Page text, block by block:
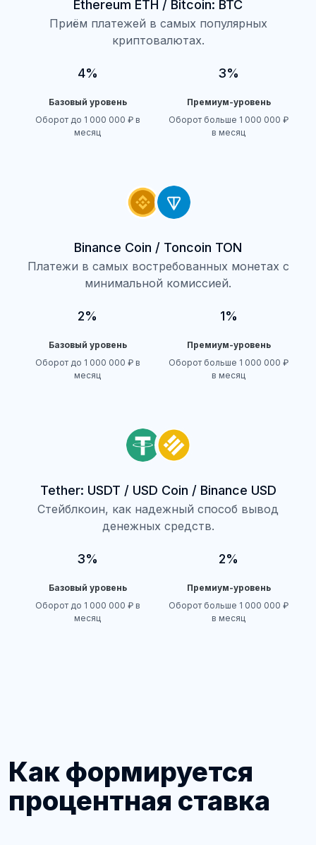
Ethereum ETH / Bitcoin: BTC
Приём платежей в самых популярных
криптовалютах.
4%
Базовый уровень
Оборот до 1 000 000 ₽ в
месяц
3%
Премиум-уровень
Оборот больше 1 000 000 ₽
в месяц
Binance Coin / Toncoin TON
Платежи в самых востребованных монетах с
минимальной комиссией.
2%
Базовый уровень
Оборот до 1 000 000 ₽ в
месяц
1%
Премиум-уровень
Оборот больше 1 000 000 ₽
в месяц
Tether: USDT / USD Coin / Binance USD
Стейблкоин, как надежный способ вывод
денежных средств.
3%
Базовый уровень
Оборот до 1 000 000 ₽ в
месяц
2%
Премиум-уровень
Оборот больше 1 000 000 ₽
в месяц
Как формируется
процентная ставка